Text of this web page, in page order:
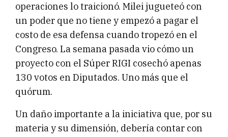
operaciones lo traicionó. Milei jugueteó con
un poder que no tiene y empezó a pagar el
costo de esa defensa cuando tropezó en el
Congreso. La semana pasada vio cómo un
proyecto con el Súper RIGI cosechó apenas
130 votos en Diputados. Uno más que el
quórum.
Un daño importante a la iniciativa que, por su
materia y su dimensión, debería contar con